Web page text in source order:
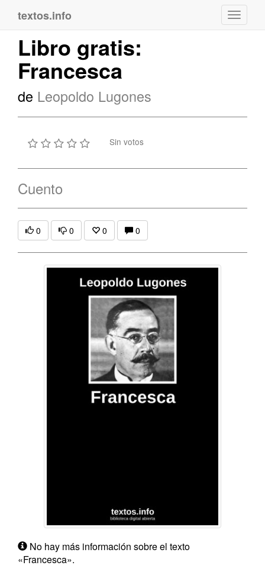
textos.info
Libro gratis:
Francesca
de Leopoldo Lugones
Sin votos
Cuento
0 0 0 0
No hay más información sobre el texto
«Francesca».